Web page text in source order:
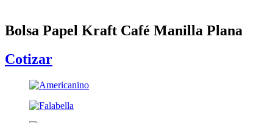
Bolsa Papel Kraft Café Manilla Plana
Cotizar